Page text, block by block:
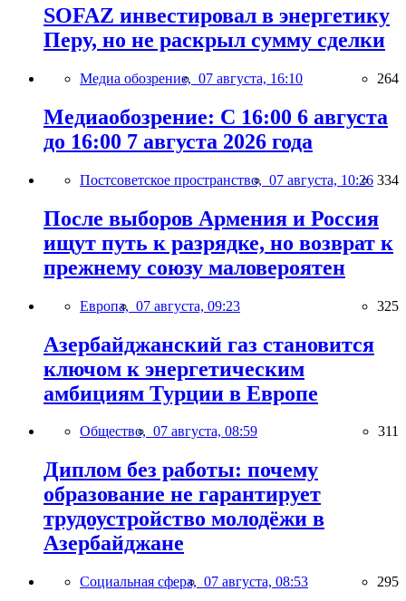
SOFAZ инвестировал в энергетику
Перу, но не раскрыл сумму сделки
Медиа обозрение, 07 августа, 16:10 264
Медиаобозрение: С 16:00 6 августа
до 16:00 7 августа 2026 года
Постсоветское пространство, 07 августа, 10:26 334
После выборов Армения и Россия
ищут путь к разрядке, но возврат к
прежнему союзу маловероятен
Европа, 07 августа, 09:23 325
Азербайджанский газ становится
ключом к энергетическим
амбициям Турции в Европе
Общество, 07 августа, 08:59 311
Диплом без работы: почему
образование не гарантирует
трудоустройство молодёжи в
Азербайджане
Социальная сфера, 07 августа, 08:53 295